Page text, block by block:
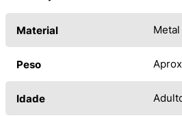
Material Metal
Peso
Idade